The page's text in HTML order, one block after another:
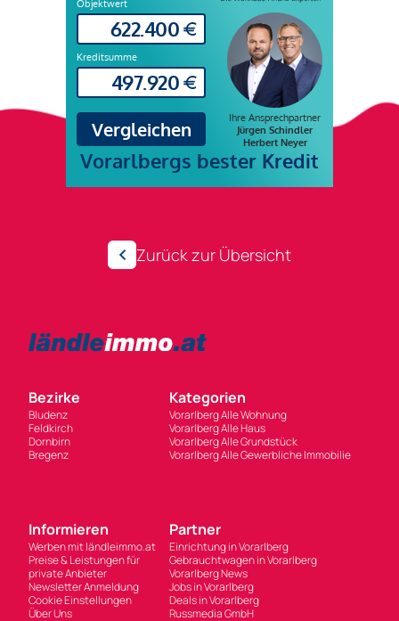
Zurück zur Übersicht
Bezirke
Bludenz
Feldkirch
Dornbirn
Bregenz
Kategorien
Vorarlberg Alle Wohnung
Vorarlberg Alle Haus
Vorarlberg Alle Grundstück
Vorarlberg Alle Gewerbliche Immobilie
Informieren
Werben mit ländleimmo.at
Preise & Leistungen für
private Anbieter
Newsletter Anmeldung
Cookie Einstellungen
Über Uns
Partner
Einrichtung in Vorarlberg
Gebrauchtwagen in Vorarlberg
Vorarlberg News
Jobs in Vorarlberg
Deals in Vorarlberg
Russmedia GmbH